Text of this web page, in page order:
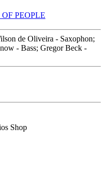
de Oliveira - Saxophon;
- Bass; Gregor Beck -